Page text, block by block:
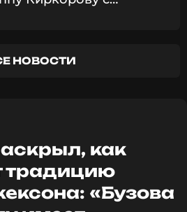
в Одноклассниках,
в курсе событий
о помощи
НОВОСТИ
как
традицию
«Бузова